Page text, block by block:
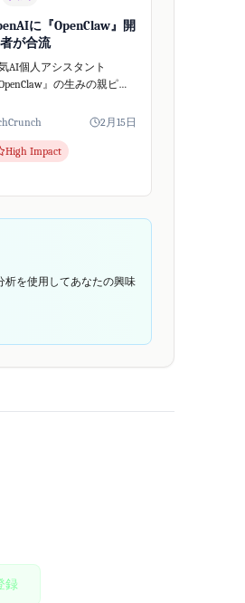
に『OpenClaw』開
が合流
AI個人アシスタント
OpenClaw』の生みの親ピー
に加入しました。
ロジェクトとして存続。
2月15日
High Impact
析を使用してあなたの興味
録